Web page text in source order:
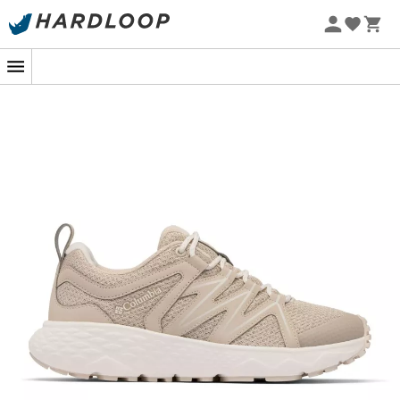
Letnie promocje 🔥 -5% DODATKOWO przy zakupie 2
Jeśli planujesz zdobywać szczyty tego lata,buty
turystyczne niskie
kobiet Peakfreak Roam
będą
Twoim najlepszym sprzymierzeńcem. Specjalnie